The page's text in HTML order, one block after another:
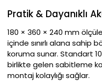
Pratik & Dayanıklı
180 × 360 × 240 mm
içinde sınırlı alana sahip
koruma sunar. Standart
birlikte gelen sabitleme
montaj kolaylığı sağlar.